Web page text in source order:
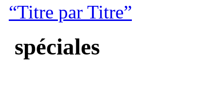
“Titre par Titre”
spéciales